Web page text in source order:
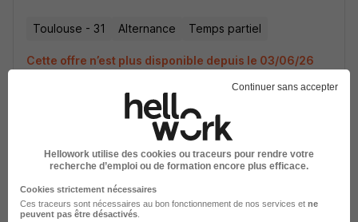
Toulouse - 31 Alternance Temps partiel
Cette offre n’est plus disponible depuis le 03/06/26
Réceptionniste en Alternance H/F
Académie du Tourisme
Continuer sans accepter
Hellowork utilise des cookies ou traceurs pour rendre votre
recherche d’emploi ou de formation encore plus efficace.
Cookies strictement nécessaires
Ces traceurs sont nécessaires au bon fonctionnement de nos services et ne
peuvent pas être désactivés